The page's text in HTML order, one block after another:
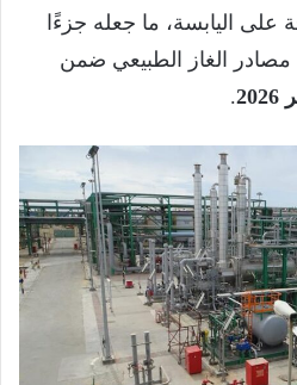
على اليابسة، ما جعله جزءًا
مصادر الغاز الطبيعي ضمن
.